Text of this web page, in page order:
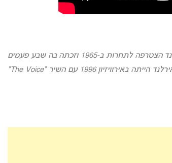
אירוויזיון 2025: זו תהיה ההשתתפות ה-58 של אירלנד באירוויזיון. אירלנד הצטרפה לתחרות ב-1965 וזכתה בה שבע פעמים
לאורך השנים, שיאנית הזכיות ביחד עם שוודיה. זכייתה האחרונה של אירלנד הייתה באירוויזיון 1996 עם השיר “The Voice”